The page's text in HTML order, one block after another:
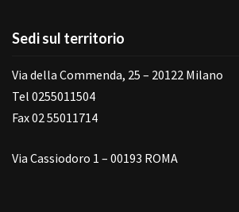
Sedi sul territorio
Via della Commenda, 25 – 20122 Milano
Tel 0255011504
Fax 02 55011714
Via Cassiodoro 1 – 00193 ROMA